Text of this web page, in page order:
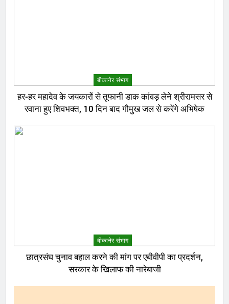
बीकानेर संभाग
हर-हर महादेव के जयकारों से तूफानी डाक कांवड़ लेने श्रीरामसर से
रवाना हुए शिवभक्त, 10 दिन बाद गौमुख जल से करेंगे अभिषेक
बीकानेर संभाग
छात्रसंघ चुनाव बहाल करने की मांग पर एबीवीपी का प्रदर्शन,
सरकार के खिलाफ की नारेबाजी